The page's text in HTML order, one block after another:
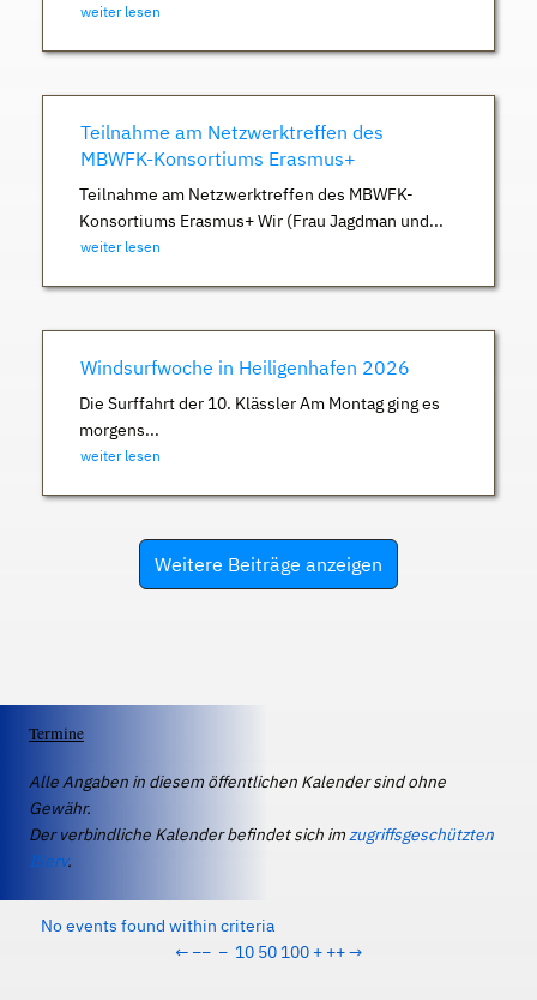
weiter lesen
Teilnahme am Netzwerktreffen des
MBWFK-Konsortiums Erasmus+
Teilnahme am Netzwerktreffen des MBWFK-
Konsortiums Erasmus+ Wir (Frau Jagdman und...
weiter lesen
Windsurfwoche in Heiligenhafen 2026
Die Surffahrt der 10. Klässler Am Montag ging es
morgens...
weiter lesen
Weitere Beiträge anzeigen
Termine
Alle Angaben in diesem öffentlichen Kalender sind ohne
Gewähr.
Der verbindliche Kalender befindet sich imzugriffsgeschützten
IServ.
No events found within criteria
← −− − 10 50 100 + ++→